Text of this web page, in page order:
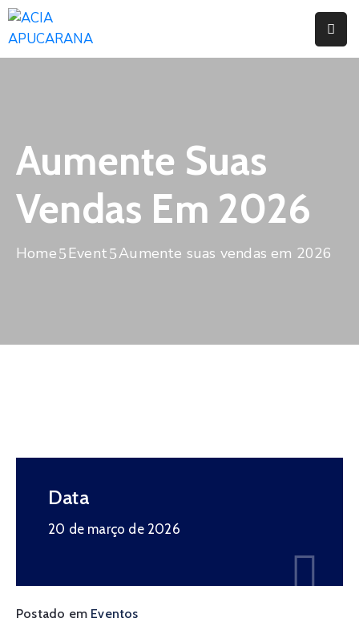
Serviços
Campanhas
Convênios
Benefícios
Instituto
Contato
Aumente Suas
Vendas Em 2026
Home Event Aumente suas vendas em 2026
Data
20 de março de 2026
Postado em Eventos